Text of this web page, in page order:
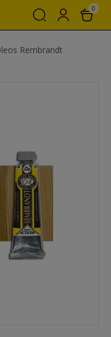
0
Rembrandt